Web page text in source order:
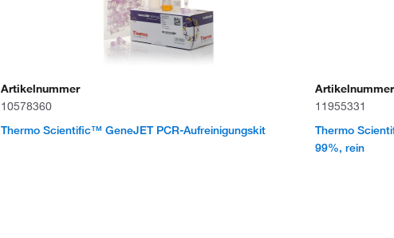
Artikelnummer
10578360
Thermo Scientific™ GeneJET PCR-Aufreinigungskit
Artikelnummer
11955331
Thermo
99%, rein